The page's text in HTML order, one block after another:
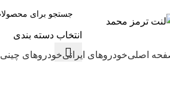
انتخاب دسته بندی
اصلیخودروهای ایرانیخودروهای چینی